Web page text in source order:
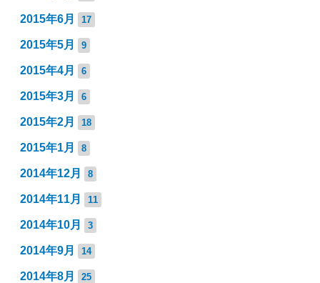
2015年6月 17
2015年5月 9
2015年4月 6
2015年3月 6
2015年2月 18
2015年1月 8
2014年12月 8
2014年11月 11
2014年10月 3
2014年9月 14
2014年8月 25